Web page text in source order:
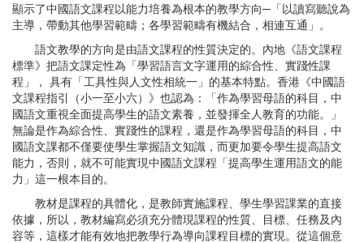
顯示了中國語文課程以能力培養為根本的教學方向─「以讀寫聽說為
主導，帶動其他學習範疇；各學習範疇有機結合，相連互通」。
語文教學的方向是由語文課程的性質決定的。內地《語文課程
標準》把語文課定性為「學習語言文字運用的綜合性、實踐性課
程」， 具有「工具性與人文性相統一」的基本特點。香港《中國語
文課程指引（小一至小六）》也認為：「作為學習母語的科目，中
國語文重視全面提高學生的語文素養，並發揮全人教育的功能。」
無論是作為綜合性、實踐性的課程，還是作為學習母語的科目，中
國語文課都不僅要使學生掌握語文知識，而更加要令學生提高語文
能力，否則，就不可能實現中國語文課程「提高學生運用語文的能
力」這一根本目的。
教材是課程的具體化，是教師實施課程、學生學習課業的直接
依據，所以，教材編寫必須充分體現課程的性質、目標、任務及內
容等，這樣才能有效地把教學行為導向課程目標的實現。從這個意